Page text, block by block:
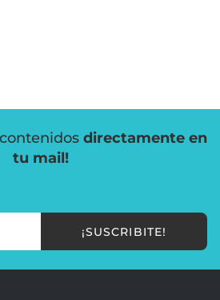
directamente en
tu mail!
¡SUSCRIBITE!